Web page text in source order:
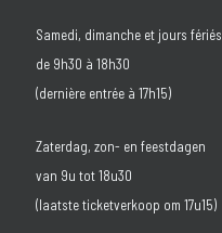
Samedi, dimanche et jours fériés
de 9h30 à 18h30
(dernière entrée à 17h15)
Zaterdag, zon- en feestdagen
van 9u tot 18u30
(laatste ticketverkoop om 17u15)